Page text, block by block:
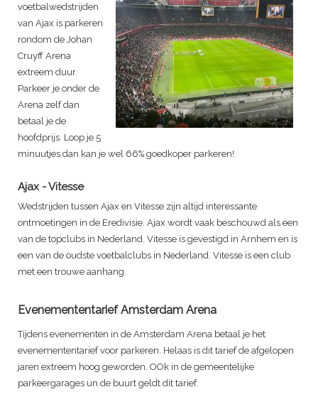
voetbalwedstrijden
van Ajax is parkeren
rondom de Johan
Cruyff Arena
extreem duur.
Parkeer je onder de
Arena zelf dan
betaal je de
hoofdprijs. Loop je 5
minuutjes dan kan je wel 66% goedkoper parkeren!
Ajax - Vitesse
Wedstrijden tussen Ajax en Vitesse zijn altijd interessante
ontmoetingen in de Eredivisie. Ajax wordt vaak beschouwd als een
van de topclubs in Nederland. Vitesse is gevestigd in Arnhem en is
een van de oudste voetbalclubs in Nederland. Vitesse is een club
met een trouwe aanhang.
Evenemententarief Amsterdam Arena
Tijdens evenementen in de Amsterdam Arena betaal je het
evenemententarief voor parkeren. Helaas is dit tarief de afgelopen
jaren extreem hoog geworden. OOk in de gemeentelijke
parkeergarages un de buurt geldt dit tarief.